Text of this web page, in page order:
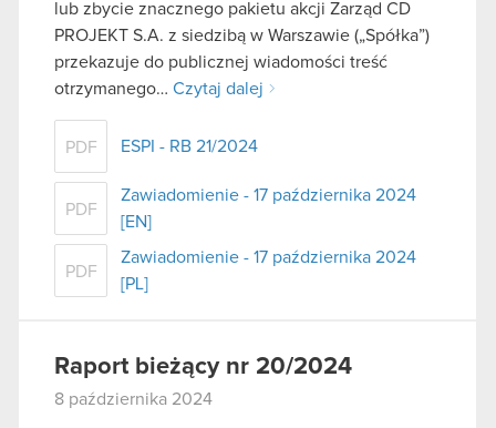
lub zbycie znacznego pakietu akcji Zarząd CD
PROJEKT S.A. z siedzibą w Warszawie („Spółka”)
przekazuje do publicznej wiadomości treść
otrzymanego… Czytaj dalej
PDF ESPI - RB 21/2024
PDF
Zawiadomienie - 17 października 2024
[EN]
PDF
Zawiadomienie - 17 października 2024
[PL]
Raport bieżący nr 20/2024
8 października 2024